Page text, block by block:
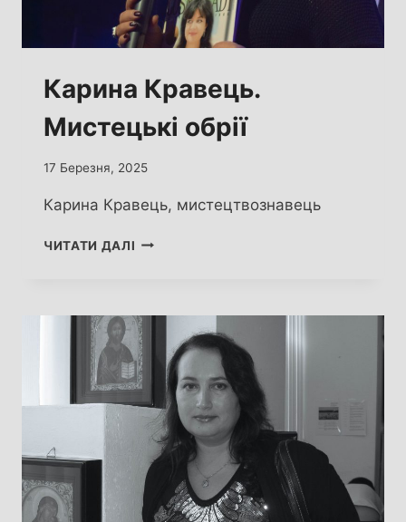
Карина Кравець.
Мистецькі обрії
17 Березня, 2025
Карина Кравець, мистецтвознавець
ЧИТАТИ ДАЛІ КАРИНА